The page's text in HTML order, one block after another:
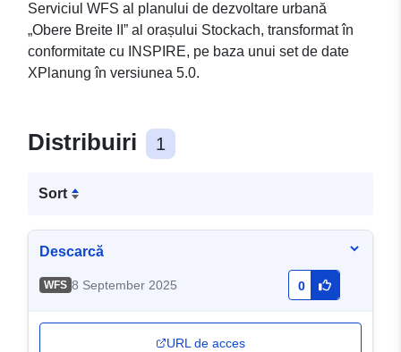
Serviciul WFS al planului de dezvoltare urbană
„Obere Breite II” al orașului Stockach, transformat în
conformitate cu INSPIRE, pe baza unui set de date
XPlanung în versiunea 5.0.
Distribuiri 1
Sort
Descarcă
WFS 8 September 2025 0
URL de acces